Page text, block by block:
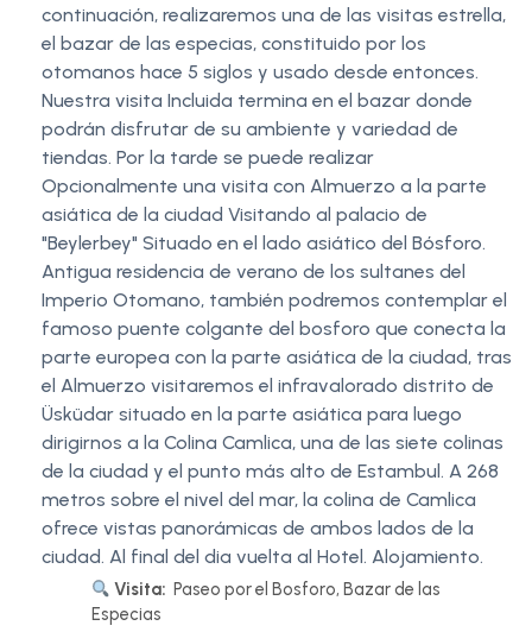
continuación, realizaremos una de las visitas estrella,
el bazar de las especias, constituido por los
otomanos hace 5 siglos y usado desde entonces.
Nuestra visita Incluida termina en el bazar donde
podrán disfrutar de su ambiente y variedad de
tiendas. Por la tarde se puede realizar
Opcionalmente una visita con Almuerzo a la parte
asiática de la ciudad Visitando al palacio de
"Beylerbey" Situado en el lado asiático del Bósforo.
Antigua residencia de verano de los sultanes del
Imperio Otomano, también podremos contemplar el
famoso puente colgante del bosforo que conecta la
parte europea con la parte asiática de la ciudad, tras
el Almuerzo visitaremos el infravalorado distrito de
Üsküdar situado en la parte asiática para luego
dirigirnos a la Colina Camlica, una de las siete colinas
de la ciudad y el punto más alto de Estambul. A 268
metros sobre el nivel del mar, la colina de Camlica
ofrece vistas panorámicas de ambos lados de la
ciudad. Al final del dia vuelta al Hotel. Alojamiento.
Visita: Paseo por el Bosforo, Bazar de las
Especias